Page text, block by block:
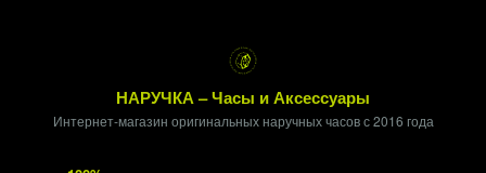
НАРУЧКА – Часы и Аксессуары
Интернет-магазин оригинальных наручных часов с 2016 года